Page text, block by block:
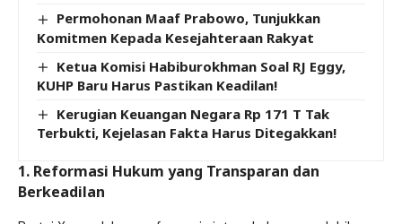
Permohonan Maaf Prabowo, Tunjukkan
Komitmen Kepada Kesejahteraan Rakyat
Ketua Komisi Habiburokhman Soal RJ Eggy,
KUHP Baru Harus Pastikan Keadilan!
Kerugian Keuangan Negara Rp 171 T Tak
Terbukti, Kejelasan Fakta Harus Ditegakkan!
1. Reformasi Hukum yang Transparan dan
Berkeadilan